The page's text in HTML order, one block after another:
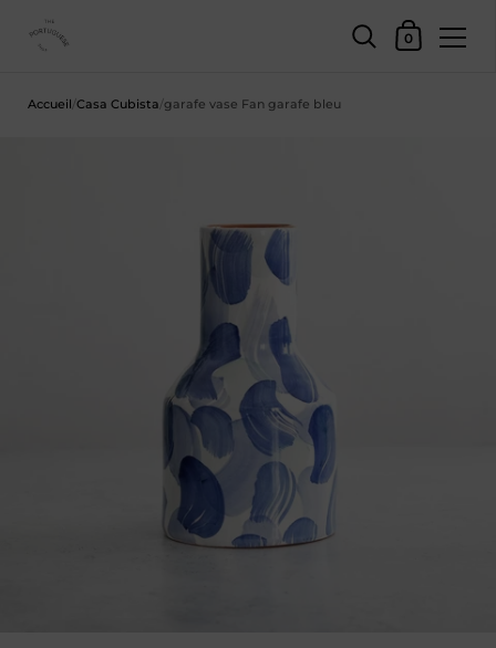
Panier d'achat
0
Accueil/Casa Cubista/garafe vase Fan garafe bleu